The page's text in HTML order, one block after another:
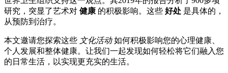
研究，突显了艺术对 健康 的积极影响。这些 好处 是具体的，
从预防到治疗。
本文邀请您探索这些 文化活动如何积极影响您的心理健康、
个人发展和整体健康。让我们一起发现如何轻松将它们融入您
的日常生活，以实现更充实的生活。